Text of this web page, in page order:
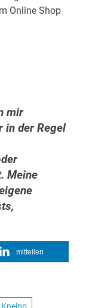
Online Shop
mir
in der Regel
Meine
mitteilen